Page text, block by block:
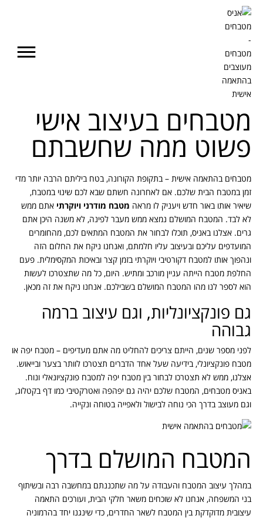
מטבחים בעיצוב אישי
פשוט ממה שחשבתם
מטבחים בהתאמה אישית – בתקופת הקורונה, בטח ביליתם הרבה יותר מדי
זמן במטבח הבית שלכם. אם לאחרונה חשתם שבא לכם שינוי במטבח,
שיאיר אותו באור חדש ויעניק לו מראה מטבח מודרני ויוקרתי אתם ממש
לא לבד. המטבח המושלם נמצא ממש מעבר לפינה, לא משנה היכן אתם
גרים. אצלנו באניס, תוכלו לבחור את המטבח המתאים לכם, מהחומרים
המועדפים עליכם ובעיצוב עליו חלמתם, ואנחנו ניקח את החלום הזה
ונהפוך אותו למטבח דקורטיבי ויוקרתי בזמן קצר ובאיכות המקסימלית. פעם
החלפת מטבח הייתה עניין מורכב ומתיש. היום, כל מה שתצטרכו לעשות
הוא לספר לנו מהו המטבח המושלם בשבילכם. אנחנו ניקח את זה מכאן.
גם פונקציונליות, וגם עיצוב ברמה
גבוהה
לפני מספר שנים, הייתם צריכים להחליט מה אתם מעדיפים – מטבח יפה או
מטבח פונקציונלי, בידיעה שעל אחד הדברים תצטרכו לוותר בצער ובייאוש.
אצלנו, ממש לא תצטרכו לבחור בין מטבח יפה למטבח פונקציונאלי ונוח.
באניס מטבחים, המטבח שלכם יהיה גם יפהפה ואטרקטיבי כמו דף בקטלוג,
וגם מעוצב בדרך הכי נוחה לבישול ולאפייה בטוחה ונקייה.
המטבח המושלם בדרך
במהלך עיצוב המטבח והעבודה על מה שתכננתם במחשבה רבה ובשיתוף
בני המשפחה, אנחנו לא שוכחים משאר חלקי הבית, ועורכים התאמה
עיצובית מדוקדקת בין המטבח לשאר החדרים, כדי שינגנו יחד בהרמוניה